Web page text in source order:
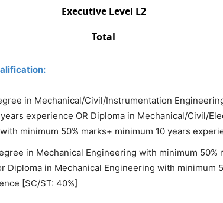
Executive Level L2
Total
in Mechanical/Civil/Instrumentation
experience OR Diploma in Mechanical/Civil/
minimum 50% marks+ minimum 10 years
in Mechanical Engineering with minimum 50%
Diploma in Mechanical Engineering with minimum
[SC/ST: 40%]